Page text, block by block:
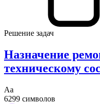
Решение задач
Назначение
техническому
Аа
6299 символов